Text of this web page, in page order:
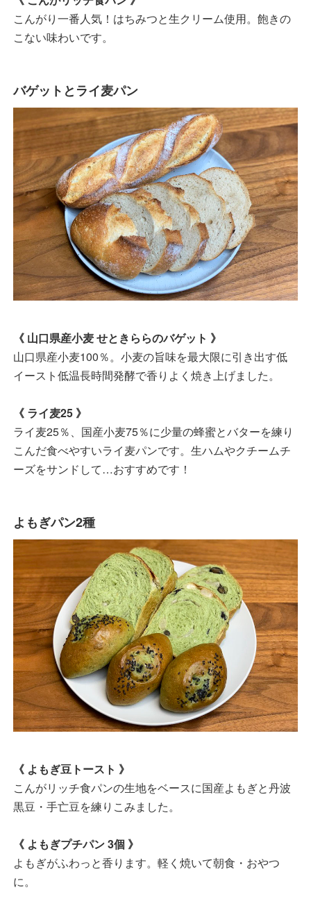
こんがり一番人気！はちみつと生クリーム使用。飽きの
こない味わいです。
バゲットとライ麦パン
《 山口県産小麦 せときららのバゲット 》
山口県産小麦100％。小麦の旨味を最大限に引き出す低
イースト低温長時間発酵で香りよく焼き上げました。
《 ライ麦25 》
ライ麦25％、国産小麦75％に少量の蜂蜜とバターを練り
こんだ食べやすいライ麦パンです。生ハムやクチームチ
ーズをサンドして…おすすめです！
よもぎパン2種
《 よもぎ豆トースト 》
こんがリッチ食パンの生地をベースに国産よもぎと丹波
黒豆・手亡豆を練りこみました。
《 よもぎプチパン 3個 》
よもぎがふわっと香ります。軽く焼いて朝食・おやつ
に。